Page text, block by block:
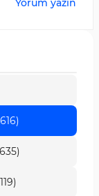
1 saatlik ve 4
yardımcı
Yorum yazın